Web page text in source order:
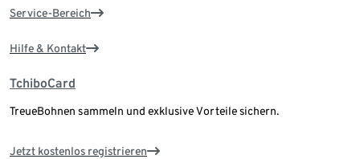
Service-Bereich
Hilfe & Kontakt
TchiboCard
TreueBohnen sammeln und exklusive Vorteile sichern.
Jetzt kostenlos registrieren